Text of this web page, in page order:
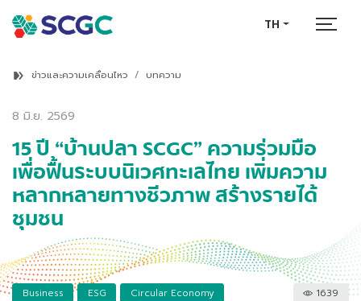
TH
ข่าวและความเคลื่อนไหว บทความ
8 มิ.ย. 2569
15 ปี “บ้านปลา SCGC” ความร่วมมือ
เพื่อฟื้นระบบนิเวศทะเลไทย เพิ่มความ
หลากหลายทางชีวภาพ สร้างรายได้
ชุมชน
Business ESG
Circular Economy
1639